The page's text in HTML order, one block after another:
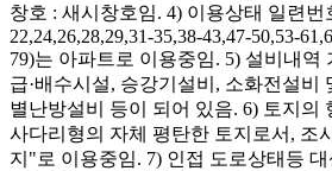
창호 : 새시창호임. 4) 이용상태 일련번
22,24,26,28,29,31-35,38-43,47-50,53-
79)는 아파트로 이용중임. 5) 설비내역
급·배수시설, 승강기설비, 소화전설비
별난방설비 등이 되어 있음. 6) 토지의
사다리형의 자체 평탄한 토지로서, 조
지"로 이용중임. 7) 인접 도로상태등